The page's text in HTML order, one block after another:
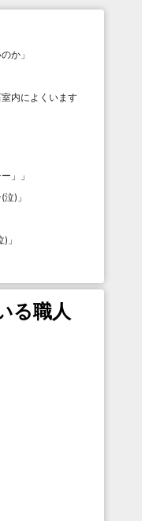
か 」
内によくいます
」
」
泣) 」
) 」
る職人